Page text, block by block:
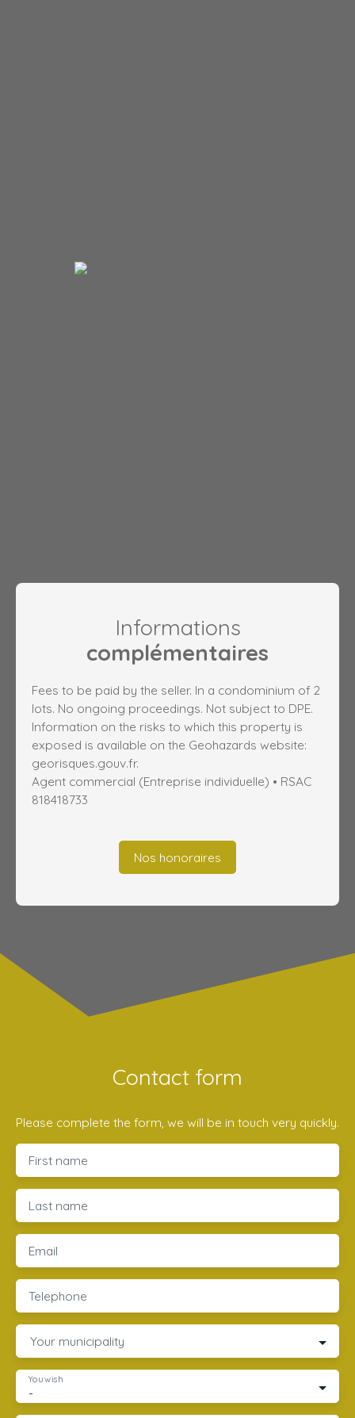
Informations
complémentaires
Fees to be paid by the seller. In a condominium of 2
lots. No ongoing proceedings. Not subject to DPE.
Information on the risks to which this property is
exposed is available on the Geohazards website:
georisques.gouv.fr.
Agent commercial (Entreprise individuelle) • RSAC
818418733
Nos honoraires
Contact form
Please complete the form, we will be in touch very quickly.
First name
Last name
Email
Telephone
Your municipality
-
You wish